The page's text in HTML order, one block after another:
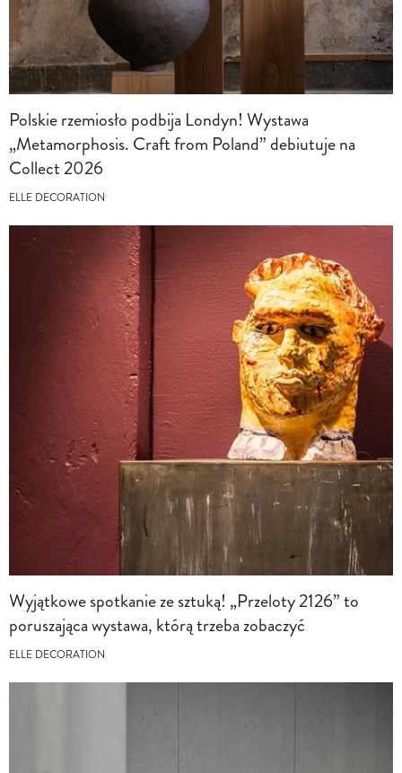
Polskie rzemiosło podbija Londyn! Wystawa
„Metamorphosis. Craft from Poland” debiutuje na
Collect 2026
ELLE DECORATION
Wyjątkowe spotkanie ze sztuką! „Przeloty 2126” to
poruszająca wystawa, którą trzeba zobaczyć
ELLE DECORATION